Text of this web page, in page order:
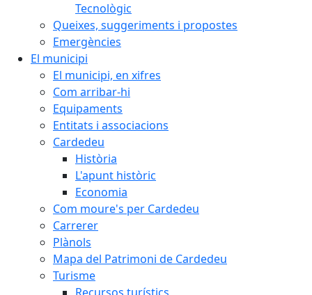
Tecnològic
Queixes, suggeriments i propostes
Emergències
El municipi
El municipi, en xifres
Com arribar-hi
Equipaments
Entitats i associacions
Cardedeu
Història
L'apunt històric
Economia
Com moure's per Cardedeu
Carrerer
Plànols
Mapa del Patrimoni de Cardedeu
Turisme